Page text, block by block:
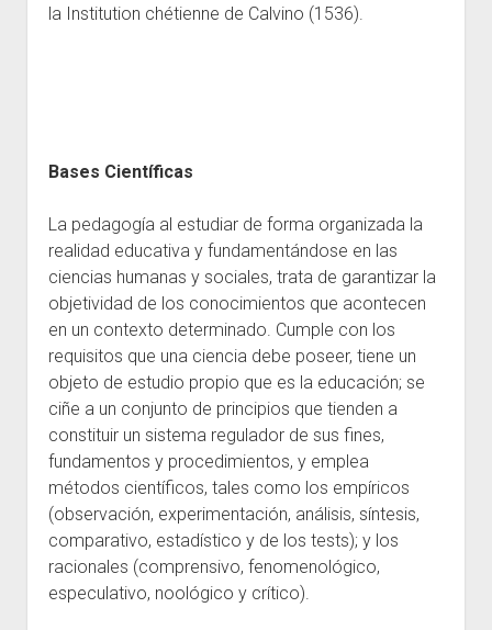
la Institution chétienne de Calvino (1536).
Bases Científicas
La pedagogía al estudiar de forma organizada la
realidad educativa y fundamentándose en las
ciencias humanas y sociales, trata de garantizar la
objetividad de los conocimientos que acontecen
en un contexto determinado. Cumple con los
requisitos que una ciencia debe poseer, tiene un
objeto de estudio propio que es la educación; se
ciñe a un conjunto de principios que tienden a
constituir un sistema regulador de sus fines,
fundamentos y procedimientos, y emplea
métodos científicos, tales como los empíricos
(observación, experimentación, análisis, síntesis,
comparativo, estadístico y de los tests); y los
racionales (comprensivo, fenomenológico,
especulativo, noológico y crítico).